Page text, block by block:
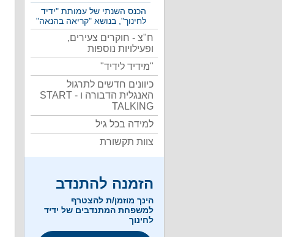
הכנס השנתי של עמותת "ידיד
לחינוך", בנושא "קריאה בהנאה"
ח"צ - חוקרים צעירים,
ופעילויות נוספות
"מידיד לידיד"
כיוונים חדשים לתרגול
האנגלית הדבורה ו - START
TALKING
למידה בכל גיל
צוות תקשורת
הזמנה להתנדב
הינך מוזמן/ת להצטרף
למשפחת המתנדבים של ידיד
לחינוך